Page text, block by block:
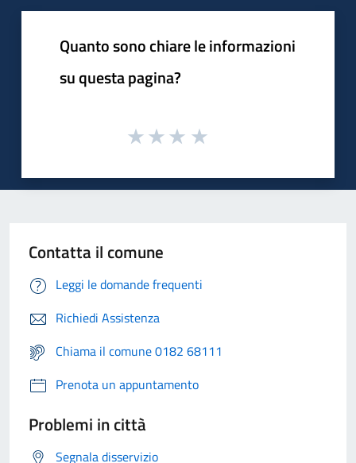
Quanto sono chiare le informazioni
su questa pagina?
Contatta il comune
Leggi le domande frequenti
Richiedi Assistenza
Chiama il comune 0182 68111
Prenota un appuntamento
Problemi in città
Segnala disservizio